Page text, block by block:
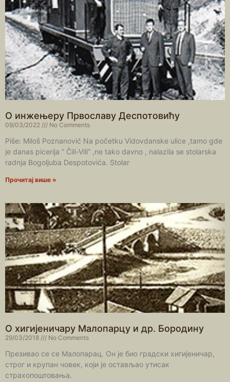
О инжењеру Првославу Деспотовићу
09/03/2022 No Comments
Piše: Miloš Poznanović Na početku Vidovdanske ulice ,tamo gde
je danas picerija ” Čili-Vili” ,ne tako davno , nalazila se stolarska
radnja Bogoljuba Despotovića. Stolar
Прочитај више »
О хигијеничару Малопарцу и др. Бородину
29/03/2018 No Comments
Презивао се се Малопарац. Он је био градски хигијеничар,
строг и крупан човек, који је остављао утисак
страхопоштовања.